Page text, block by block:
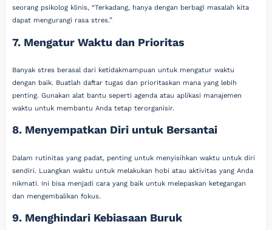
seorang psikolog klinis, “Terkadang, hanya dengan berbagi masalah kita
dapat mengurangi rasa stres.”
7. Mengatur Waktu dan Prioritas
Banyak stres berasal dari ketidakmampuan untuk mengatur waktu
dengan baik. Buatlah daftar tugas dan prioritaskan mana yang lebih
penting. Gunakan alat bantu seperti agenda atau aplikasi manajemen
waktu untuk membantu Anda tetap terorganisir.
8. Menyempatkan Diri untuk Bersantai
Dalam rutinitas yang padat, penting untuk menyisihkan waktu untuk diri
sendiri. Luangkan waktu untuk melakukan hobi atau aktivitas yang Anda
nikmati. Ini bisa menjadi cara yang baik untuk melepaskan ketegangan
dan mengembalikan fokus.
9. Menghindari Kebiasaan Buruk